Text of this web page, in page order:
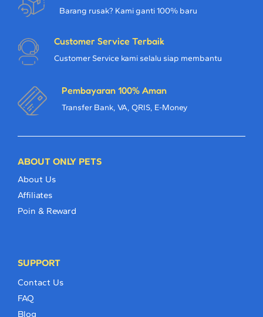
Barang rusak? Kami ganti 100% baru
Customer Service Terbaik
Customer Service kami selalu siap membantu
Pembayaran 100% Aman
Transfer Bank, VA, QRIS, E-Money
ABOUT ONLY PETS
About Us
Affiliates
Poin & Reward
SUPPORT
Contact Us
FAQ
Blog